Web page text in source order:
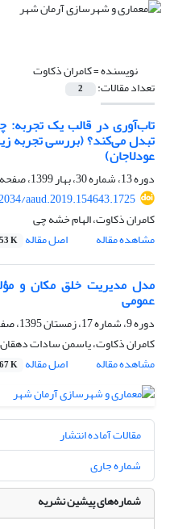
نویسنده =کامران ذکاوت
تعداد مقالات: 2
تاب‌آوری در قالب یک
تبدل می‌کند؟ (بررسی تجربه
عودلاجان)
دوره 13، شماره 30، بهار 1399، صفحه
aaud.2019.154643.1725
کامران ذکاوت، الهام خشه چی
مشاهده مقاله
اصل مقاله K
مدل مدیریت خلق مکان و
عمومی
دوره 9، شماره 17، زمستان 1395، صفحه
کامران ذکاوت، یاسمن سادات دهقان
مشاهده مقاله
اصل مقاله K
مقالات آماده انتشار
شماره جاری
شماره‌های پیشین نشریه